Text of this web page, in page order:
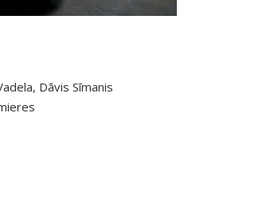
Dāvis Sīmanis